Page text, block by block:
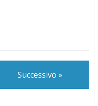
Successivo »